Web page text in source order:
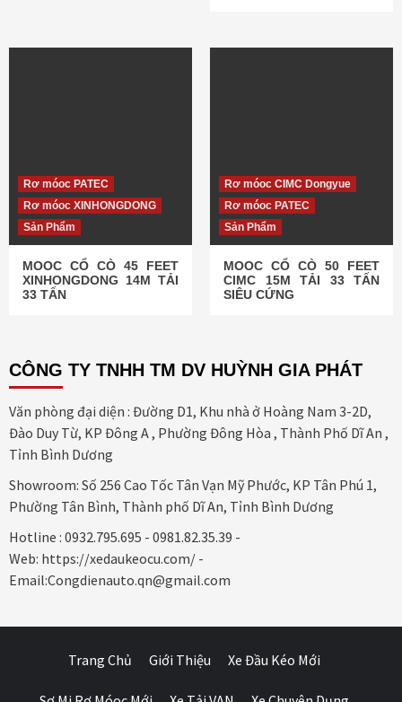
Rơ móoc PATEC
Rơ móoc XINHONGDONG
Sản Phẩm
MOOC CỔ CÒ 45 FEET
XINHONGDONG 14M TẢI
33 TẤN
Rơ móoc CIMC Dongyue
Rơ móoc PATEC
Sản Phẩm
MOOC CỔ CÒ 50 FEET
CIMC 15M TẢI 33 TẤN
SIÊU CỨNG
CÔNG TY TNHH TM DV HUỲNH GIA PHÁT
Văn phòng đại diện : Đường D1, Khu nhà ở Hoàng Nam 3-2D,
Đào Duy Từ, KP Đông A , Phường Đông Hòa , Thành Phố Dĩ An ,
Tỉnh Bình Dương
Showroom: Số 256 Cao Tốc Tân Vạn Mỹ Phước, KP Tân Phú 1,
Phường Tân Bình, Thành phố Dĩ An, Tỉnh Bình Dương
Hotline : 0932.795.695 - 0981.82.35.39 -
Web: https://xedaukeocu.com/ -
Email:Congdienauto.qn@gmail.com
Trang Chủ Giới Thiệu Xe Đầu Kéo Mới